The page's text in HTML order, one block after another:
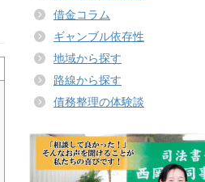
借金コラム
ギャンブル依存性
地域から探す
路線から探す
債務整理の体験談